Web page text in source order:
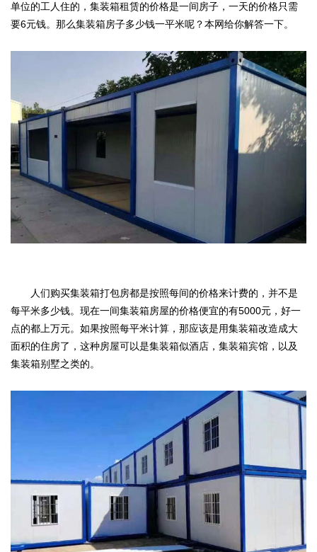
单位的工人住的，集装箱租赁的价格是一间房子，一天的价格只需
要6元钱。那么集装箱房子多少钱一平米呢？本网给你解答一下。
人们购买集装箱打包房都是按照每间的价格来计费的，并不是
每平米多少钱。现在一间集装箱房屋的价格便宜的有5000元，好一
点的都上万元。如果按照每平米计算，那应该是用集装箱改造成大
面积的住房了，这种房屋可以是集装箱似酒店，集装箱宾馆，以及
集装箱别墅之类的。